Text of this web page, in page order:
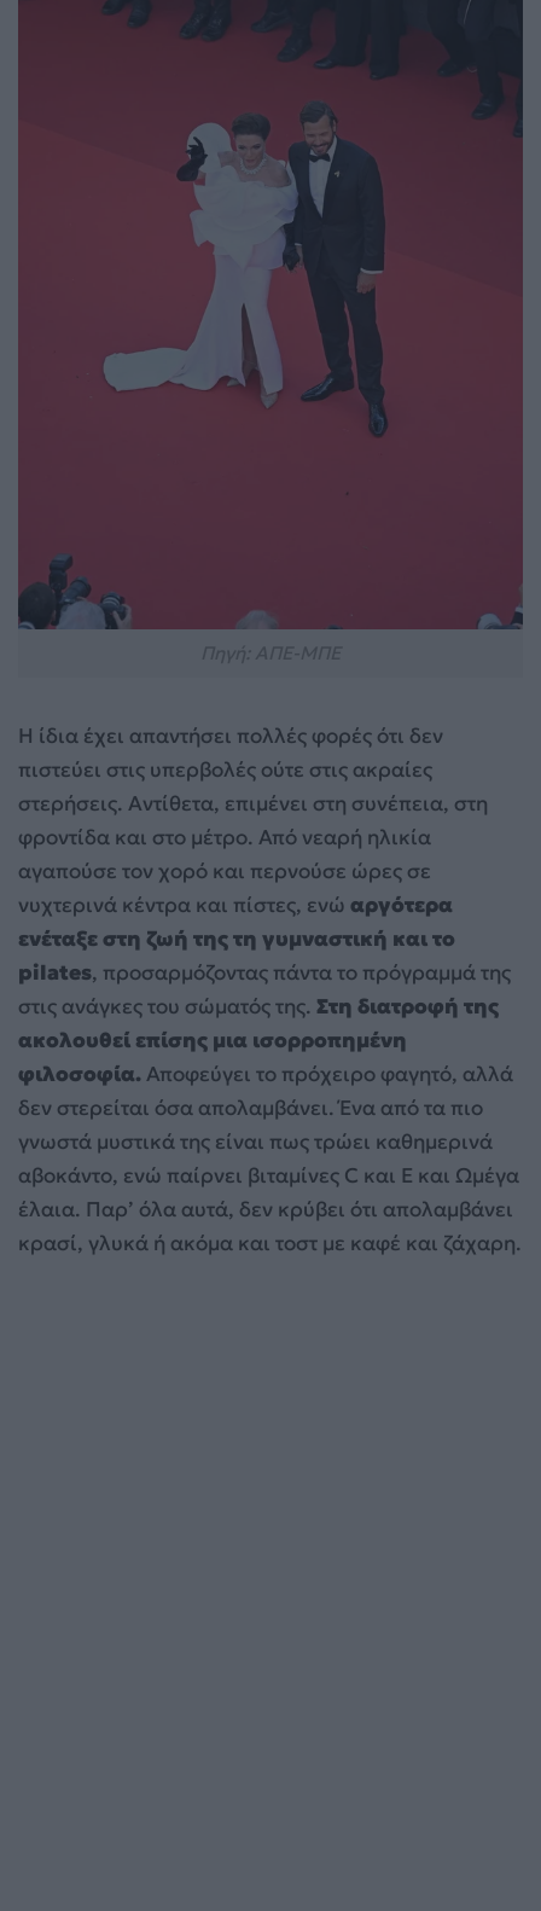
Η ίδια έχει απαντήσει πολλές φορές ότι δεν
πιστεύει στις υπερβολές ούτε στις ακραίες
στερήσεις. Αντίθετα, επιμένει στη συνέπεια, στη
φροντίδα και στο μέτρο. Από νεαρή ηλικία
αγαπούσε τον χορό και περνούσε ώρες σε
νυχτερινά κέντρα και πίστες, ενώ αργότερα
ενέταξε στη ζωή της τη γυμναστική και το
pilates, προσαρμόζοντας πάντα το πρόγραμμά της
στις ανάγκες του σώματός της. Στη διατροφή της
ακολουθεί επίσης μια ισορροπημένη
φιλοσοφία.Αποφεύγει το πρόχειρο φαγητό, αλλά
δεν στερείται όσα απολαμβάνει. Ένα από τα πιο
γνωστά μυστικά της είναι πως τρώει καθημερινά
αβοκάντο, ενώ παίρνει βιταμίνες C και E και Ωμέγα
έλαια. Παρ’ όλα αυτά, δεν κρύβει ότι απολαμβάνει
κρασί, γλυκά ή ακόμα και τοστ με καφέ και ζάχαρη.